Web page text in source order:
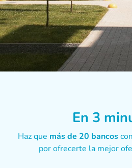
En 3
Haz que más de 20 bancos
por ofrecerte la mejor